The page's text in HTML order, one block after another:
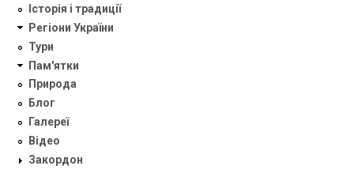
Історія і традиції
Регіони України
Тури
Пам'ятки
Природа
Блог
Галереї
Відео
Закордон